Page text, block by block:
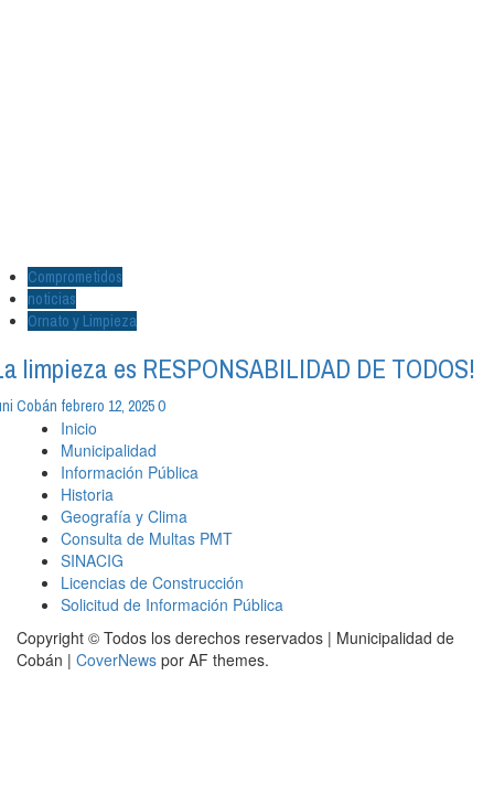
Comprometidos
noticias
Ornato y Limpieza
limpieza es RESPONSABILIDAD DE TODOS!
Cobán febrero 12, 20250
Inicio
Municipalidad
Información Pública
Historia
Geografía y Clima
Consulta de Multas PMT
SINACIG
Licencias de Construcción
Solicitud de Información Pública
Copyright © Todos los derechos reservados | Municipalidad de
Cobán | CoverNews por AF themes.